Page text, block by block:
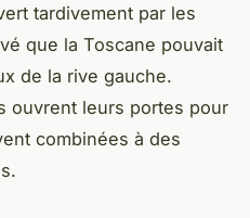
tardivement par les
que la Toscane pouvait
de la rive gauche.
ouvrent leurs portes pour
combinées à des